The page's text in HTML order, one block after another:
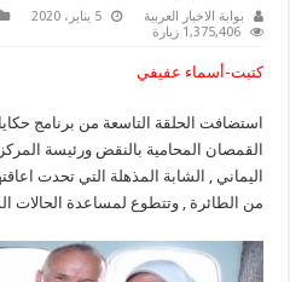
بوابة الاخبار العربية 5 يناير، 2020
1,375,406 زيارة
كتبت-أسماء عفيفي
استضافت الحلقة التاسعة من برنامج
القمصان المحامية بالنقض ورئيسة
اليماني , الشابة المذهلة التي تحدت
من الطائرة , وتتطوع لمساعدة الحالات